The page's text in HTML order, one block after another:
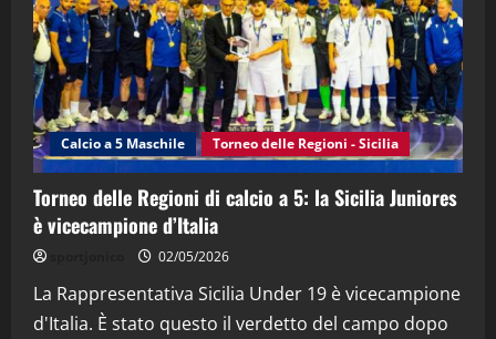
3 21/04/2026
4
"SportEmpire" in Podcast Sport News
“SportEmpire” in Podcast: 27^ Puntata
(Martedi 14 Aprile 2026)
15/04/2026
"SportEmpire" in Podcast
“SportEmpire” in Podcast: 26^ Puntata
08/04/2026
Calcio a 5 Maschile Torneo delle Regioni - Sicilia
Torneo delle Regioni di calcio a 5: la Sicilia Juniores
è vicecampione d’Italia
02/05/2026
La Rappresentativa Sicilia Under 19 è vicecampione
d'Italia. È stato questo il verdetto del campo dopo